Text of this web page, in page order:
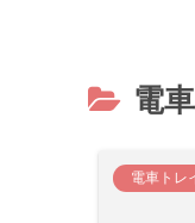
電
電車トレ